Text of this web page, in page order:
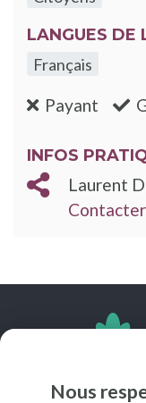
Nous
LANGUES DE
Français
Payant :non
INFOS
Laurent